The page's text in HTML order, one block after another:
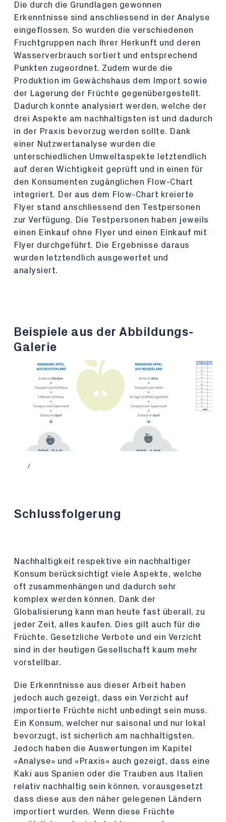
Die durch die Grundlagen gewonnen
Erkenntnisse sind anschliessend in der Analyse
eingeflossen. So wurden die verschiedenen
Fruchtgruppen nach Ihrer Herkunft und deren
Wasserverbrauch sortiert und entsprechend
Punkten zugeordnet. Zudem wurde die
Produktion im Gewächshaus dem Import sowie
der Lagerung der Früchte gegenübergestellt.
Dadurch konnte analysiert werden, welche der
drei Aspekte am nachhaltigsten ist und dadurch
in der Praxis bevorzug werden sollte. Dank
einer Nutzwertanalyse wurden die
unterschiedlichen Umweltaspekte letztendlich
auf deren Wichtigkeit geprüft und in einen für
den Konsumenten zugänglichen Flow-Chart
integriert. Der aus dem Flow-Chart kreierte
Flyer stand anschliessend den Testpersonen
zur Verfügung. Die Testpersonen haben jeweils
einen Einkauf ohne Flyer und einen Einkauf mit
Flyer durchgeführt. Die Ergebnisse daraus
wurden letztendlich ausgewertet und
analysiert.
Beispiele aus der Abbildungs-
Galerie
/
Schlussfolgerung
Nachhaltigkeit respektive ein nachhaltiger
Konsum berücksichtigt viele Aspekte, welche
oft zusammenhängen und dadurch sehr
komplex werden können. Dank der
Globalisierung kann man heute fast überall, zu
jeder Zeit, alles kaufen. Dies gilt auch für die
Früchte. Gesetzliche Verbote und ein Verzicht
sind in der heutigen Gesellschaft kaum mehr
vorstellbar.
Die Erkenntnisse aus dieser Arbeit haben
jedoch auch gezeigt, dass ein Verzicht auf
importierte Früchte nicht unbedingt sein muss.
Ein Konsum, welcher nur saisonal und nur lokal
bevorzugt, ist sicherlich am nachhaltigsten.
Jedoch haben die Auswertungen im Kapitel
«Analyse» und «Praxis» auch gezeigt, dass eine
Kaki aus Spanien oder die Trauben aus Italien
relativ nachhaltig sein können, vorausgesetzt
dass diese aus den näher gelegenen Ländern
importiert wurden. Wenn diese Früchte